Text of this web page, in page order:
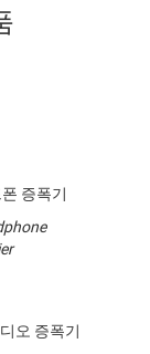
증폭기
오 증폭기